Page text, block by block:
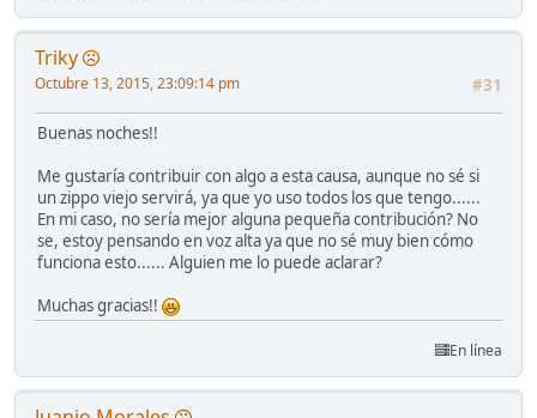
Triky
#31
Octubre 13, 2015, 23:09:14 pm
Buenas noches!!
Me gustaría contribuir con algo a esta causa, aunque no sé si
un zippo viejo servirá, ya que yo uso todos los que tengo......
En mi caso, no sería mejor alguna pequeña contribución? No
se, estoy pensando en voz alta ya que no sé muy bien cómo
funciona esto...... Alguien me lo puede aclarar?
Muchas gracias!!
En línea